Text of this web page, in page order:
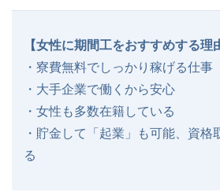
【女性に期間工をおすすめする理
・寮費無料でしっかり稼げる仕事
・大手企業で働くから安心
・女性も多数在籍している
・貯金して「起業」も可能、資格
る